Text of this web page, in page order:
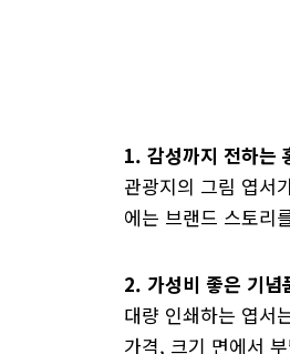
1. 감성까지 전하는
관광지의 그림 엽서
에는 브랜드 스토리
2. 가성비 좋은 기념
대량 인쇄하는 엽서
가격, 크기 면에서